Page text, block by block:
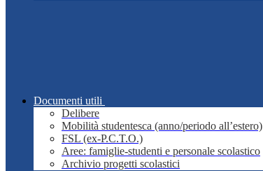
Documenti utili
Delibere
Mobilità studentesca (anno/periodo all’estero)
FSL (ex-P.C.T.O.)
Aree: famiglie-studenti e personale scolastico
Archivio progetti scolastici